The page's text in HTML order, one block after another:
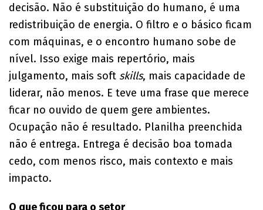
decisão. Não é substituição do humano, é uma
redistribuição de energia. O filtro e o básico ficam
com máquinas, e o encontro humano sobe de
nível. Isso exige mais repertório, mais
julgamento, mais soft skills, mais capacidade de
liderar, não menos. E teve uma frase que merece
ficar no ouvido de quem gere ambientes.
Ocupação não é resultado. Planilha preenchida
não é entrega. Entrega é decisão boa tomada
cedo, com menos risco, mais contexto e mais
impacto.
O que ficou para o setor